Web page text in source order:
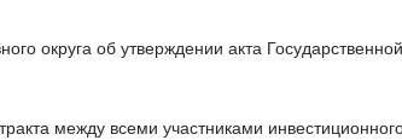
округа об утверждении акта
между всеми участниками